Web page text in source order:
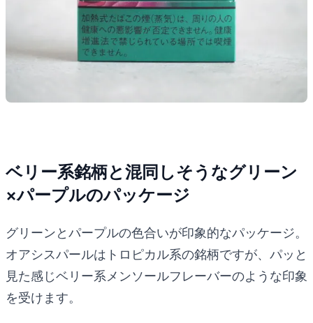
ベリー系銘柄と混同しそうなグリーン
×パープルのパッケージ
グリーンとパープルの色合いが印象的なパッケージ。
オアシスパールはトロピカル系の銘柄ですが、パッと
見た感じベリー系メンソールフレーバーのような印象
を受けます。